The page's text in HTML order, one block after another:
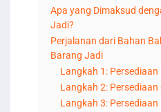
Apa yang Dimaksud
Jadi?
Perjalanan dari Bahan
Barang Jadi
Langkah 1:
Langkah 2:
Langkah 3: